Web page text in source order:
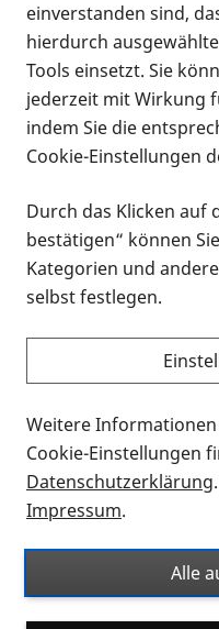
Infomaterial
Infomaterial
Vorlesen
Alle
Formaten an einem
Sie möchten wissen,
suchen und dieses
können? Schauen Sie
Thema Infomaterial
für blinde und
Auf dieser Seite finden
Ort. Nutzen Sie den
nach Flyern und
suchen. Die meisten
einverstanden sind,
hierdurch
Tools einsetzt. Sie
jederzeit mit Wirkung
indem Sie die
Cookie-Einstellungen
Durch das Klicken auf
bestätigen“ können
Kategorien und
selbst festlegen.
Weitere
Cookie-Einstellungen
Datenschutzerklärung
Impressum.
Alle